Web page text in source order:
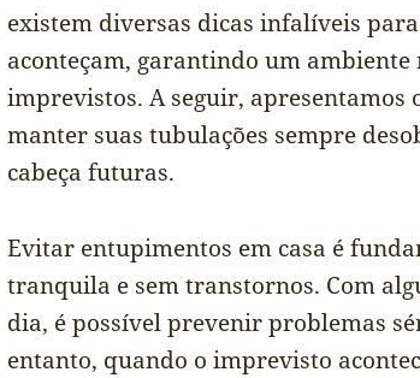
existem diversas dicas infalíveis
aconteçam, garantindo um
imprevistos. A seguir, apresentamos
manter suas tubulações sempre
cabeça futuras.
Evitar entupimentos em casa é
tranquila e sem transtornos. Com
dia, é possível prevenir problemas
entanto, quando o imprevisto